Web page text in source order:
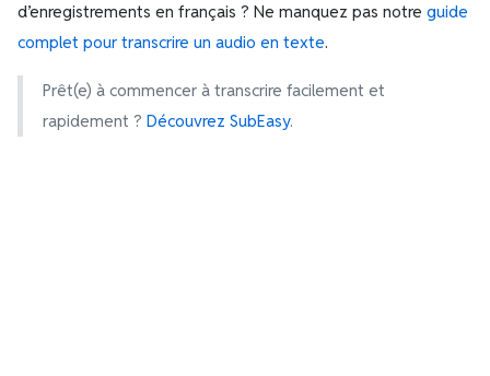
d’enregistrements en français ? Ne manquez pas notre guide
complet pour transcrire un audio en texte.
Prêt(e) à commencer à transcrire facilement et
rapidement ? Découvrez SubEasy.